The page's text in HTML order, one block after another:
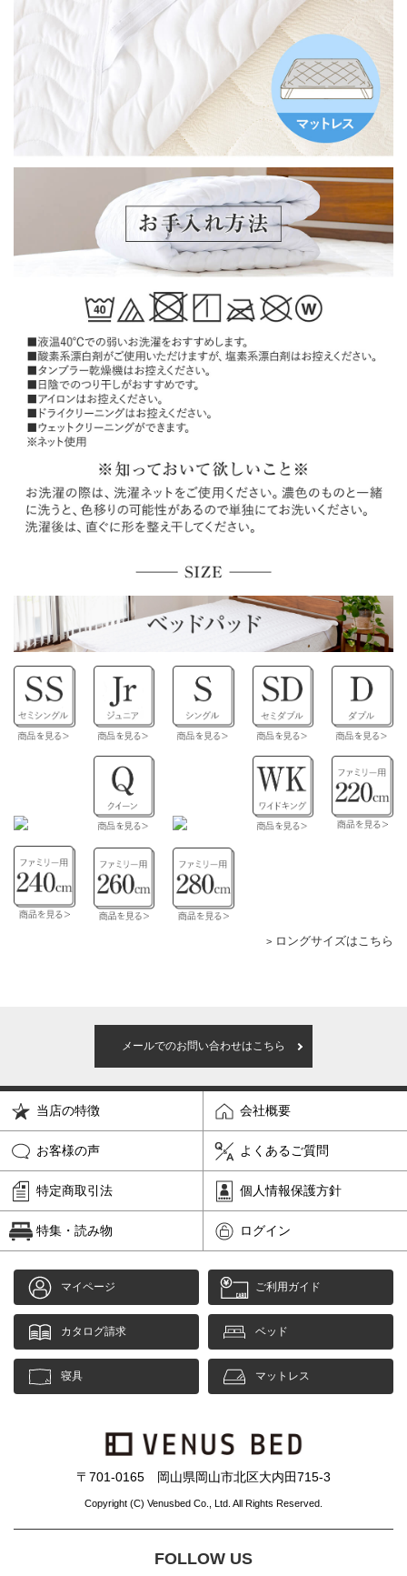
ロングサイズはこちら
メールでのお問い合わせはこちら
当店の特徴 会社概要
お客様の声 よくあるご質問
特定商取引法 個人情報保護方針
特集・読み物 ログイン
マイページ ご利用ガイド
カタログ請求 ベッド
寝具 マットレス
〒701-0165 岡山県岡山市北区大内田715-3
Copyright (C) Venusbed Co., Ltd. All Rights Reserved.
FOLLOW US